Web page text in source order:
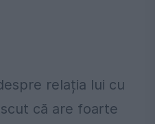
relația lui cu
că are foarte